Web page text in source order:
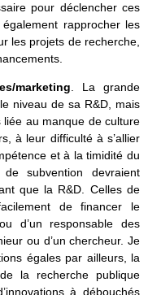
pour déclencher ces
rapprocher les
les projets de recherche,
marketing . La grande
niveau de sa R&D, mais
au manque de culture
à leur difficulté à s’allier
et à la timidité du
subvention devraient
que la R&D. Celles de
de financer le
d’un responsable des
ou d’un chercheur. Je
égales par ailleurs, la
la recherche publique
à débouchés